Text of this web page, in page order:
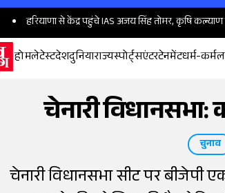
से केंद्र पहुंचे IAS अजय सिंह तोमर, कृषि कल्याण विभाग के
होमलेटेस्टदेशदुनियाराज्यस्पोर्ट्सएंटरटेनमेंटधर्म-कर्म
चेनारी
चुनाव
चेनारी विधानसभा सीट पर बीजेपी